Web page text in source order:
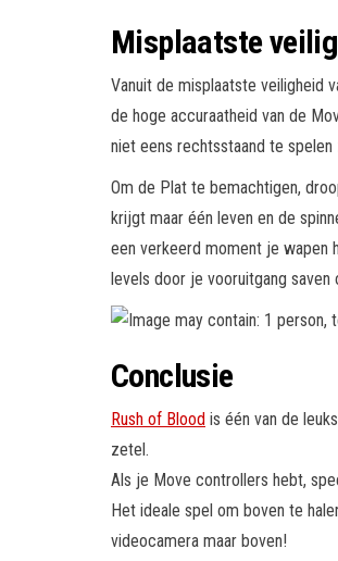
Misplaatste
Vanuit de misplaatste veiligheid
de hoge accuraatheid van de
niet eens rechtsstaand te
Om de Plat te bemachtigen,
krijgt maar één leven en de
een verkeerd moment je wapen
levels door je vooruitgang saven
Conclusie
Rush of Blood is één van de
zetel.
Als je Move controllers hebt,
Het ideale spel om boven te
videocamera maar boven!